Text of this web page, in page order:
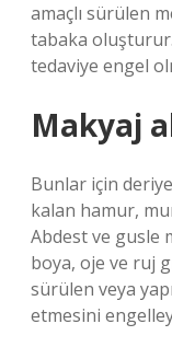
amaçlı sürülen
tabaka oluşturur.
tedaviye engel
Makyaj
Bunlar için
kalan hamur,
Abdest ve gusle
boya, oje ve ruj
sürülen veya
etmesini